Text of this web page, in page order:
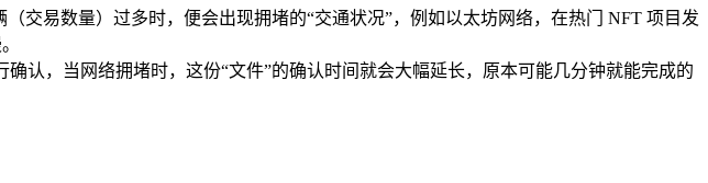
交易数量）过多时，便会出现拥堵的“交通状况”，例如以太坊网络，在热门 NFT 项目发
认，当网络拥堵时，这份“文件”的确认时间就会大幅延长，原本可能几分钟就能完成的